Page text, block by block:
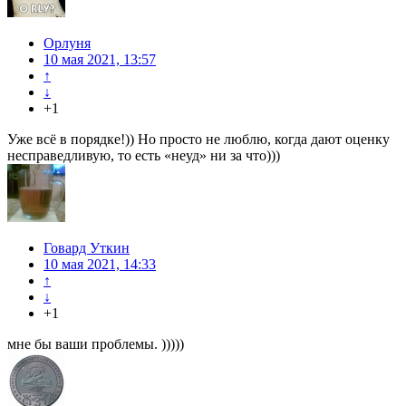
Орлуня
10 мая 2021, 13:57
↑
↓
+1
Уже всё в порядке!)) Но просто не люблю, когда дают оценку
несправедливую, то есть «неуд» ни за что)))
Говард Уткин
10 мая 2021, 14:33
↑
↓
+1
мне бы ваши проблемы. )))))